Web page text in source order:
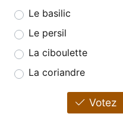
Le basilic
Le persil
La ciboulette
La coriandre
Votez